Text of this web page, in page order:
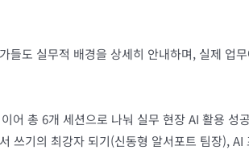
들도 실무적 배경을 상세히 안내하며, 실제 업
어 총 6개 세션으로 나눠 실무 현장 AI 활용 성
쓰기의 최강자 되기(신동형 알서포트 팀장), AI